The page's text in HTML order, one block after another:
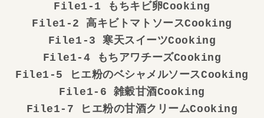
File1-1 もちキビ卵Cooking
File1-2 高キビトマトソースCooking
File1-3 寒天スイーツCooking
File1-4 もちアワチーズCooking
File1-5 ヒエ粉のベシャメルソースCooking
File1-6 雑穀甘酒Cooking
File1-7 ヒエ粉の甘酒クリームCooking